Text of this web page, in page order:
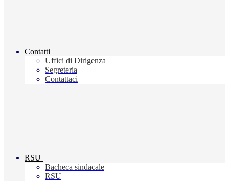
Contatti
Uffici di Dirigenza
Segreteria
Contattaci
RSU
Bacheca sindacale
RSU